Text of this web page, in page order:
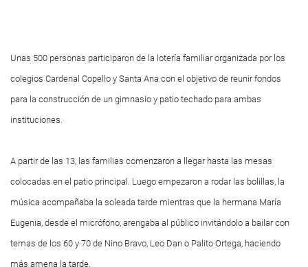
Unas 500 personas participaron de la lotería familiar organizada por los
colegios Cardenal Copello y Santa Ana con el objetivo de reunir fondos
para la construcción de un gimnasio y patio techado para ambas
instituciones.
A partir de las 13, las familias comenzaron a llegar hasta las mesas
colocadas en el patio principal. Luego empezaron a rodar las bolillas, la
música acompañaba la soleada tarde mientras que la hermana María
Eugenia, desde el micrófono, arengaba al público invitándolo a bailar con
temas de los 60 y 70 de Nino Bravo, Leo Dan o Palito Ortega, haciendo
más amena la tarde.